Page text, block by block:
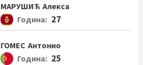
МАРУШИЋ Алекса
Година: 27
ГОМЕС Антонио
Година: 25